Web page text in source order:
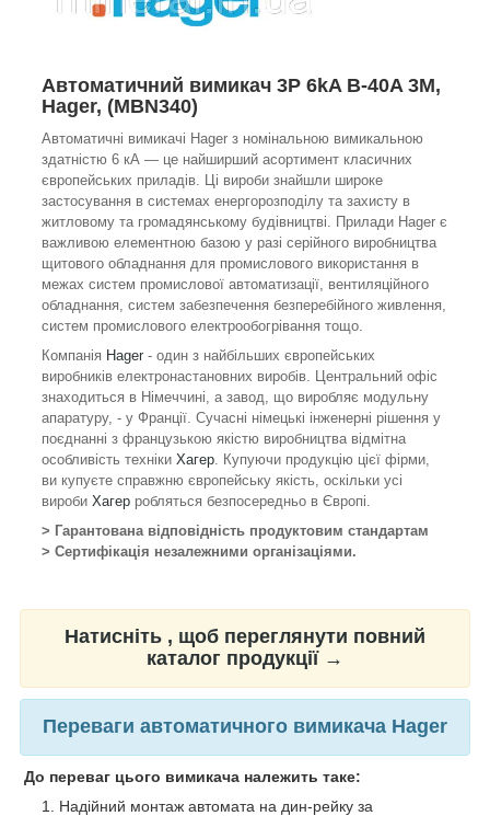
Автоматичний вимикач 3P 6kA B-40A 3M,
Hager, (MBN340)
Автоматичні вимикачі Hager з номінальною вимикальною
здатністю 6 кА — це найширший асортимент класичних
європейських приладів. Ці вироби знайшли широке
застосування в системах енергорозподілу та захисту в
житловому та громадянському будівництві. Прилади Hager є
важливою елементною базою у разі серійного виробництва
щитового обладнання для промислового використання в
межах систем промислової автоматизації, вентиляційного
обладнання, систем забезпечення безперебійного живлення,
систем промислового електрообогрівання тощо.
Компанія Hager - один з найбільших європейських
виробників електронастановних виробів. Центральний офіс
знаходиться в Німеччині, а завод, що виробляє модульну
апаратуру, - у Франції. Сучасні німецькі інженерні рішення у
поєднанні з французькою якістю виробництва відмітна
особливість техніки Хагер . Купуючи продукцію цієї фірми,
ви купуєте справжню європейську якість, оскільки усі
вироби Хагер робляться безпосередньо в Європі.
> Гарантована відповідність продуктовим стандартам
> Сертифікація незалежними організаціями.
Натисніть , щоб переглянути повний
каталог продукції →
Переваги автоматичного вимикача Hager
До переваг цього вимикача належить таке:
Надійний монтаж автомата на дин-рейку за